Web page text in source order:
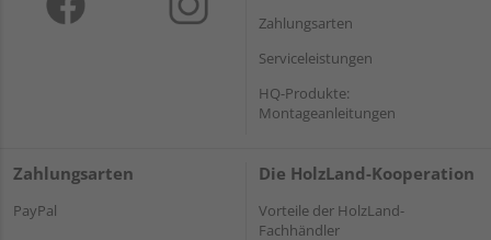
Zahlungsarten
Serviceleistungen
HQ-Produkte:
Montageanleitungen
Zahlungsarten
PayPal
Die HolzLand-Kooperation
Vorteile der HolzLand-
Fachhändler